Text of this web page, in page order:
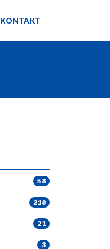
KONTAKT
58
218
21
3